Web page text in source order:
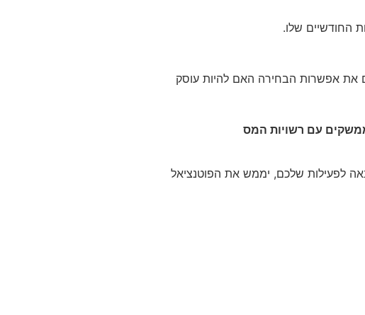
החודשיים שלו.
את אפשרות הבחירה האם להיות עוסק
עם רשויות המס
לפעילות שלכם, יממש את הפוטנציאל